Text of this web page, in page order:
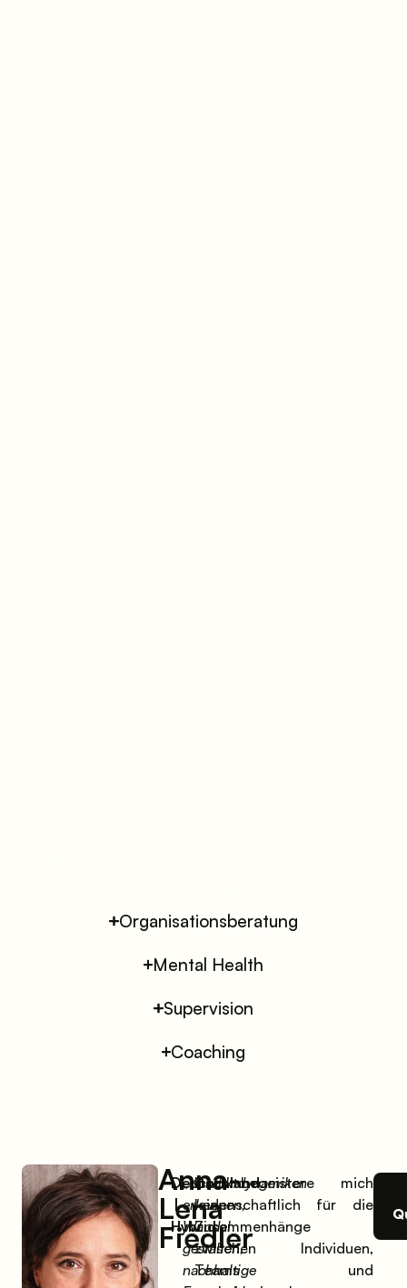
Organisationsberatung
Mental Health
Supervision
Coaching
Anna-
Lena
Fiedler
Deutschland
|
Hybrid
„Konfliktdynamiken
erkennen,
Wandel
gestalten,
nachhaltige
Ich begeistere mich
leidenschaftlich für die
Zusammenhänge
zwischen Individuen,
Teams und